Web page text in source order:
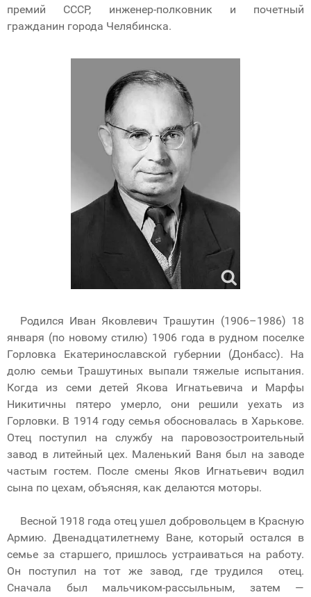
премий СССР, инженер-полковник и почетный
гражданин города Челябинска.
Родился Иван Яковлевич Трашутин (1906–1986) 18
января (по новому стилю) 1906 года в рудном поселке
Горловка Екатеринославской губернии (Донбасс). На
долю семьи Трашутиных выпали тяжелые испытания.
Когда из семи детей Якова Игнатьевича и Марфы
Никитичны пятеро умерло, они решили уехать из
Горловки. В 1914 году семья обосновалась в Харькове.
Отец поступил на службу на паровозостроительный
завод в литейный цех. Маленький Ваня был на заводе
частым гостем. После смены Яков Игнатьевич водил
сына по цехам, объясняя, как делаются моторы.
Весной 1918 года отец ушел добровольцем в Красную
Армию. Двенадцатилетнему Ване, который остался в
семье за старшего, пришлось устраиваться на работу.
Он поступил на тот же завод, где трудился отец.
Сначала был мальчиком-рассыльным, затем —